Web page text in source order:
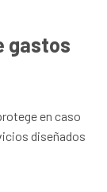
gastos
en caso
diseñados